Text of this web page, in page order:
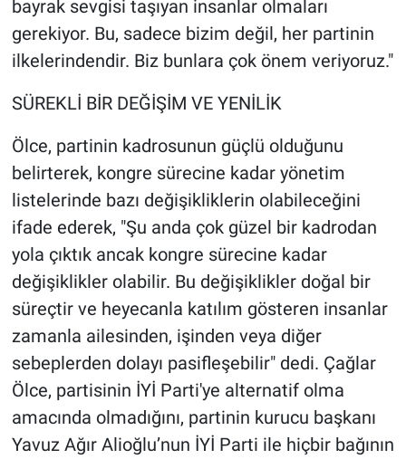
bayrak sevgisi taşıyan insanlar olmaları
gerekiyor. Bu, sadece bizim değil, her partinin
ilkelerindendir. Biz bunlara çok önem veriyoruz."
SÜREKLİ BİR DEĞİŞİM VE YENİLİK
Ölce, partinin kadrosunun güçlü olduğunu
belirterek, kongre sürecine kadar yönetim
listelerinde bazı değişikliklerin olabileceğini
ifade ederek, "Şu anda çok güzel bir kadrodan
yola çıktık ancak kongre sürecine kadar
değişiklikler olabilir. Bu değişiklikler doğal bir
süreçtir ve heyecanla katılım gösteren insanlar
zamanla ailesinden, işinden veya diğer
sebeplerden dolayı pasifleşebilir" dedi. Çağlar
Ölce, partisinin İYİ Parti'ye alternatif olma
amacında olmadığını, partinin kurucu başkanı
Yavuz Ağır Alioğlu’nun İYİ Parti ile hiçbir bağının